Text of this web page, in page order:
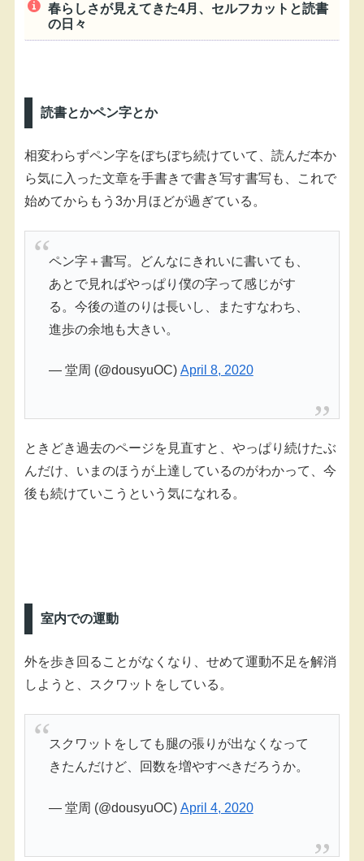
春らしさが見えてきた4月、セルフカットと読書
の日々
読書とかペン字とか
相変わらずペン字をぼちぼち続けていて、読んだ本か
ら気に入った文章を手書きで書き写す書写も、これで
始めてからもう3か月ほどが過ぎている。
ペン字＋書写。どんなにきれいに書いても、
あとで見ればやっぱり僕の字って感じがす
る。今後の道のりは長いし、またすなわち、
進歩の余地も大きい。
— 堂周 (@dousyuOC) April 8, 2020
ときどき過去のページを見直すと、やっぱり続けたぶ
んだけ、いまのほうが上達しているのがわかって、今
後も続けていこうという気になれる。
室内での運動
外を歩き回ることがなくなり、せめて運動不足を解消
しようと、スクワットをしている。
スクワットをしても腿の張りが出なくなって
きたんだけど、回数を増やすべきだろうか。
— 堂周 (@dousyuOC) April 4, 2020